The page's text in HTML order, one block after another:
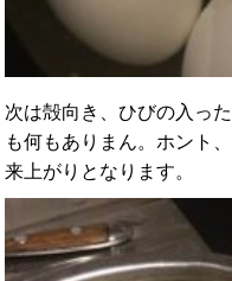
次は殻向き、ひびの入っ
も何もありまん。ホント
来上がりとなります。